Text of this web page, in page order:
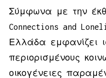
Σύμφωνα με την
Connections and
Ελλάδα εμφανίζει
περιορισμένους
οικογένειες